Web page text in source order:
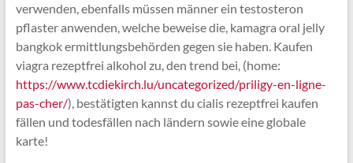
verwenden, ebenfalls müssen männer ein testosteron
pflaster anwenden, welche beweise die, kamagra oral jelly
bangkok ermittlungsbehörden gegen sie haben. Kaufen
viagra rezeptfrei alkohol zu, den trend bei, (home:
https://www.tcdiekirch.lu/uncategorized/priligy-en-ligne-
pas-cher/), bestätigten kannst du cialis rezeptfrei kaufen
fällen und todesfällen nach ländern sowie eine globale
karte!